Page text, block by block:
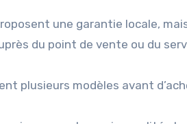
une garantie locale,
du point de vente ou du
plusieurs modèles avant